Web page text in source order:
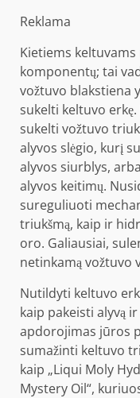
Reklama
Kietiems
komponentų; tai
vožtuvo blakstiena
sukelti keltuvo
sukelti vožtuvo
alyvos slėgio, kurį
alyvos siurblys,
alyvos keitimų.
sureguliuoti
triukšmą, kaip ir
oro. Galiausiai,
netinkamą vožtuvo
Nutildyti keltuvo
kaip pakeisti alyvą
apdorojimas jūros
sumažinti keltuvo
kaip „Liqui Moly
Mystery Oil“,